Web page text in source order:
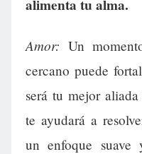
alimenta tu alma.
Amor: Un
cercano puede
será tu mejor aliada
te ayudará a
un enfoque